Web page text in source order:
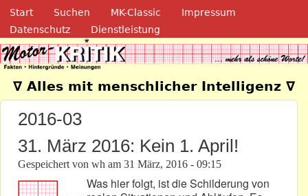
Direkt zum Inhalt
Navigation
Start Suchen MK-Classic
Impressum
Datenschutz
Dienstleistung
Motor-Kritik.de
∇ Alles mit menschlicher Intelligenz ∇
2016-03
31. März 2016: Kein 1. April!
Gespeichert von wh am 31 März, 2016 - 09:15
Was hier folgt, ist die Schilderung von